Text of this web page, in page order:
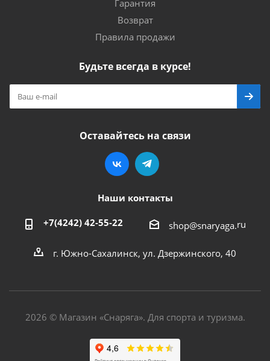
Гарантия
Возврат
Правила продажи
Будьте всегда в курсе!
Оставайтесь на связи
Наши контакты
+7(4242) 42-55-22 shop@snaryaga.ru
г. Южно-Сахалинск, ул. Дзержинского, 40
2026 © Магазин «Снаряга». Для спорта и туризма.